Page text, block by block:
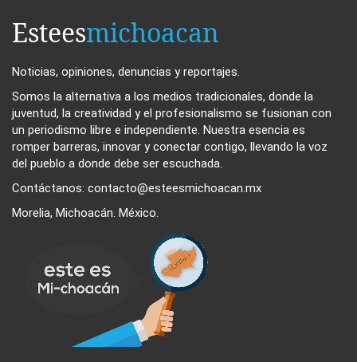
Esteesmichoacan
Noticias, opiniones, denuncias y reportajes.
Somos la alternativa a los medios tradicionales, donde la
juventud, la creatividad y el profesionalismo se fusionan con
un periodismo libre e independiente. Nuestra esencia es
romper barreras, innovar y conectar contigo, llevando la voz
del pueblo a donde debe ser escuchada.
Contáctanos: contacto@esteesmichoacan.mx
Morelia, Michoacán. México.